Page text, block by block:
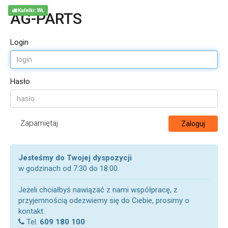
AG-PARTS
Login
Hasło
Zapamiętaj Zaloguj
Jesteśmy do Twojej dyspozycji
w godzinach od 7:30 do 18:00.
Jeżeli chciałbyś nawiązać z nami współpracę, z
przyjemnością odezwiemy się do Ciebie, prosimy o
kontakt:
Tel. 609 180 100
Kafelki: WŁ